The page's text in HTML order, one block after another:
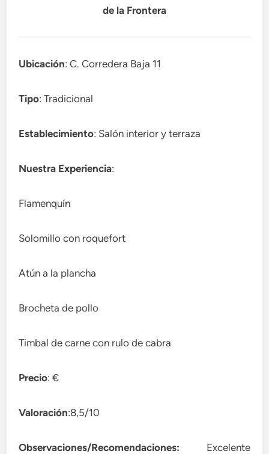
de la Frontera
Ubicación: C. Corredera Baja 11
Tipo: Tradicional
Establecimiento: Salón interior y terraza
Nuestra Experiencia:
Flamenquín
Solomillo con roquefort
Atún a la plancha
Brocheta de pollo
Timbal de carne con rulo de cabra
Precio: €
Valoración:8,5/10
Observaciones/Recomendaciones: Excelente